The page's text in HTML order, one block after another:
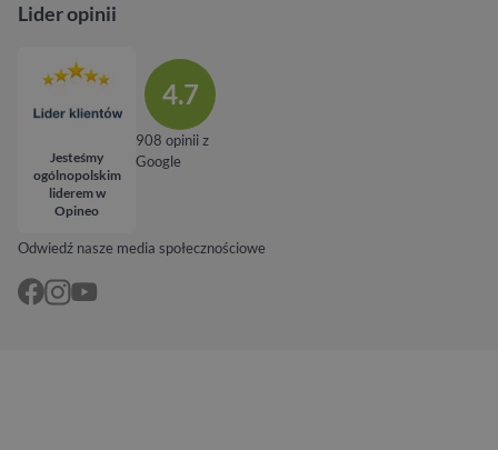
Odwiedź nasze media społecznościowe
Lider opinii
Jesteśmy
ogólnopolskim
liderem w
Opineo
4.7
908 opinii z
Google